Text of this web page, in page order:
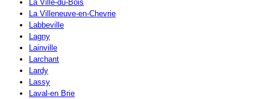
La Ville-du-Bois
La Villeneuve-en-Chevrie
Labbeville
Lagny
Lainville
Larchant
Lardy
Lassy
Laval-en Brie